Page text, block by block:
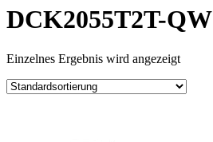
DCK2055T2T-QW
Einzelnes Ergebnis wird angezeigt